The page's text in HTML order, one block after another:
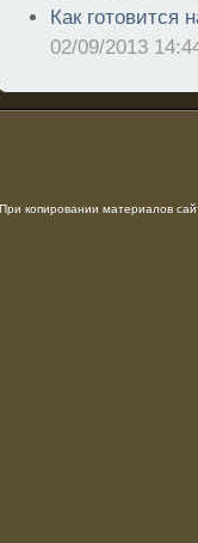
Как готовится
02/09/2013
При копировании материалов